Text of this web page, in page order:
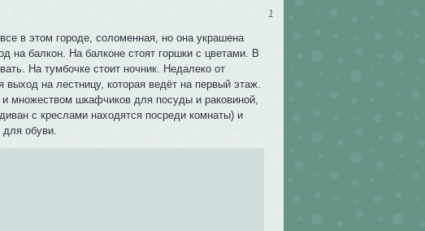
1
в этом городе, соломенная, но она украшена
на балкон. На балконе стоят горшки с цветами. В
На тумбочке стоит ночник. Недалеко от
на лестницу, которая ведёт на первый этаж.
множеством шкафчиков для посуды и раковиной,
с креслами находятся посреди комнаты) и
обуви.